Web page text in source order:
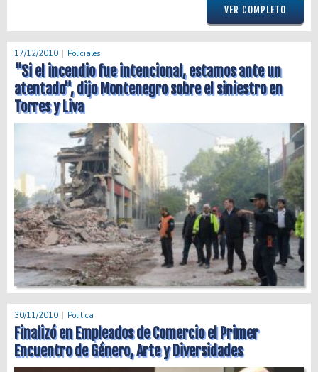
VER COMPLETO
17/12/2010 Policiales
"Si el incendio fue intencional, estamos ante un
atentado", dijo Montenegro sobre el siniestro en
Torres y Liva
30/11/2010 Politica
Finalizó en Empleados de Comercio el Primer
Encuentro de Género, Arte y Diversidades